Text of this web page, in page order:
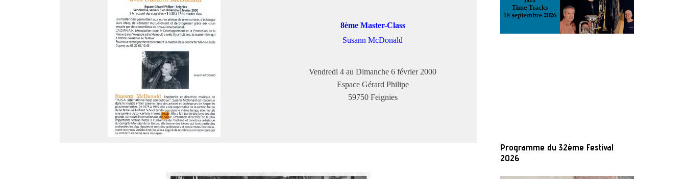
8ème Master-Class
Susann McDonald
Vendredi 4 au Dimanche 6 février 2000
Espace Gérard Philipe
59750 Feignies
Programme du 32ème Festival
2026